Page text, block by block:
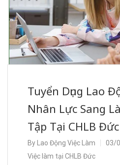
Tuyển Dụng Lao
Nhân Lực Sang
Tập Tại CHLB Đức
By Lao Động Việc Làm
03/
Việc làm tại CHLB Đức